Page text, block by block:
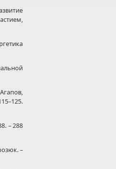
– 288
–